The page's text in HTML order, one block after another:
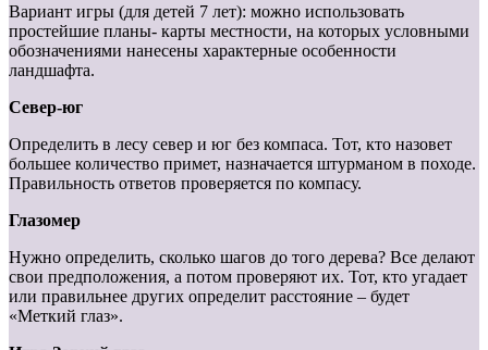
Вариант игры (для детей 7 лет): можно использовать
простейшие планы- карты местности, на которых условными
обозначениями нанесены характерные особенности
ландшафта.
Север-юг
Определить в лесу север и юг без компаса. Тот, кто назовет
большее количество примет, назначается штурманом в походе.
Правильность ответов проверяется по компасу.
Глазомер
Нужно определить, сколько шагов до того дерева? Все делают
свои предположения, а потом проверяют их. Тот, кто угадает
или правильнее других определит расстояние – будет
«Меткий глаз».